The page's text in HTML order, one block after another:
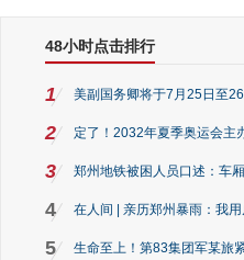
48小时点击排行
1 美副国务卿将于7月25日至
2 定了！2032年夏季奥运会主
3 郑州地铁被困人员口述：车
4 在人间 | 亲历郑州暴雨：我
5 生命至上！第83集团军某旅